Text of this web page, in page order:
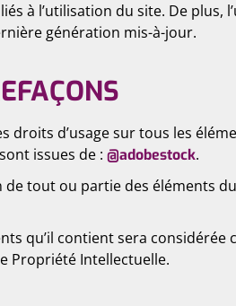
à l’utilisation du site. De plus,
génération mis-à-jour.
d’usage sur tous les
issues de : @adobestock.
tout ou partie des éléments
qu’il contient sera
Propriété Intellectuelle.